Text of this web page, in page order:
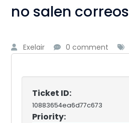
no salen correos
Exelair 0 comment
Ticket ID:
10883654ea6d77c673
Priority: